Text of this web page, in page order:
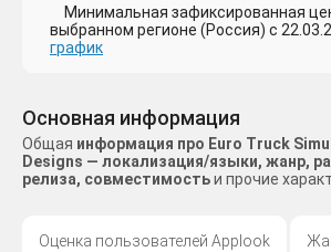
Минимальная зафиксированная
выбранном регионе (Россия) с
график
Основная информация
Общая информация про Euro Truck
Designs — локализация/языки, жанр,
релиза, совместимостьи прочие
Оценка пользователей Applook